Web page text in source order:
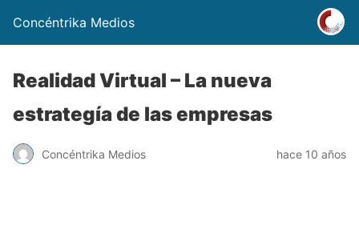
Concéntrika Medios
Realidad Virtual – La nueva
estrategía de las empresas
Concéntrika Medios hace 10 años